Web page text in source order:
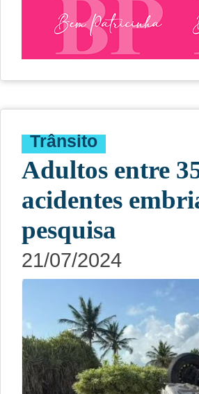
Trânsito
Adultos entre
acidentes
pesquisa
21/07/2024